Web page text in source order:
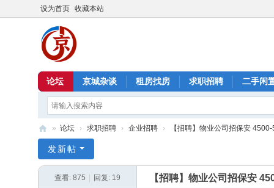
设为首页 收藏本站
论坛 京城杂谈 租房找房 求职招聘 二手闲
京
» 论坛 › 求职招聘 › 企业招聘 › 【招聘】物业公司招保安
发新帖
查看: 875 回复: 19 【招聘】物业公司招保安